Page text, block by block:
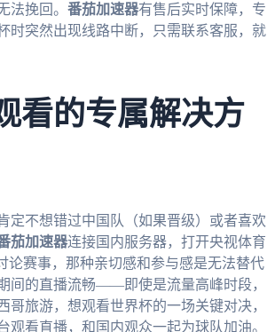
法挽回。 番茄加速器有售后实时保障，专
时突然出现线路中断，只需联系客服，就
看的专属解决方
定不想错过中国队（如果晋级）或者喜欢
茄加速器连接国内服务器，打开央视体育
论赛事，那种亲切感和参与感是无法替代
间的直播流畅——即使是流量高峰时段，
旅游，想观看世界杯的一场关键对决，
看直播，和国内观众一起为球队加油。